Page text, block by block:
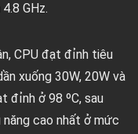
GHz.
CPU đạt đỉnh tiêu
xuống 30W, 20W và
đỉnh ở 98 ºC, sau
cao nhất ở mức